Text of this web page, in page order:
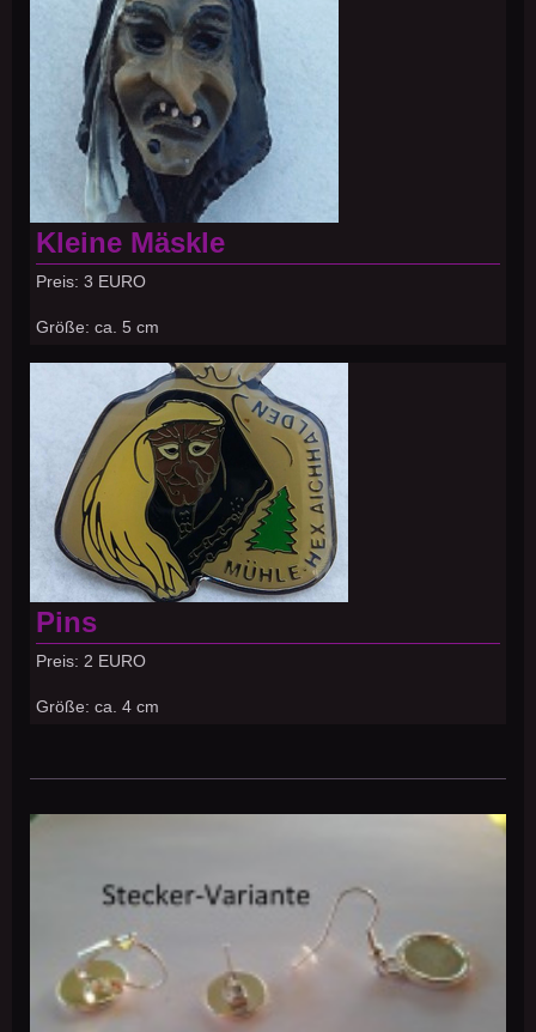
Kleine Mäskle
Preis: 3 EURO
Größe: ca. 5 cm
Pins
Preis: 2 EURO
Größe: ca. 4 cm